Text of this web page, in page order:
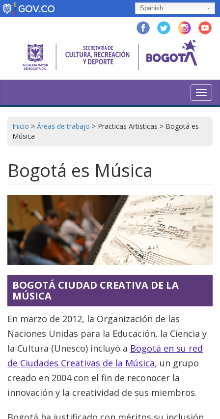
Pasar
al
Spanish
Inicio > Áreas de trabajo > Practicas Artisticas > Bogotá es
Música
Bogotá es Música
BOGOTÁ CIUDAD CREATIVA DE LA
MÚSICA
En marzo de 2012, la Organización de las
Naciones Unidas para la Educación, la Ciencia y
la Cultura (Unesco) incluyó a Bogotá en su red
de Ciudades Creativas de la Música, un grupo
creado en 2004 con el fin de reconocer la
innovación y la creatividad de sus miembros.